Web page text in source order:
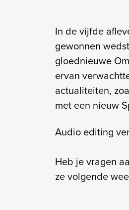
In de vijfde
gewonnen
gloednieuwe
ervan
actualiteiten,
met een nieuw
Audio editing
Heb je vragen
ze volgende